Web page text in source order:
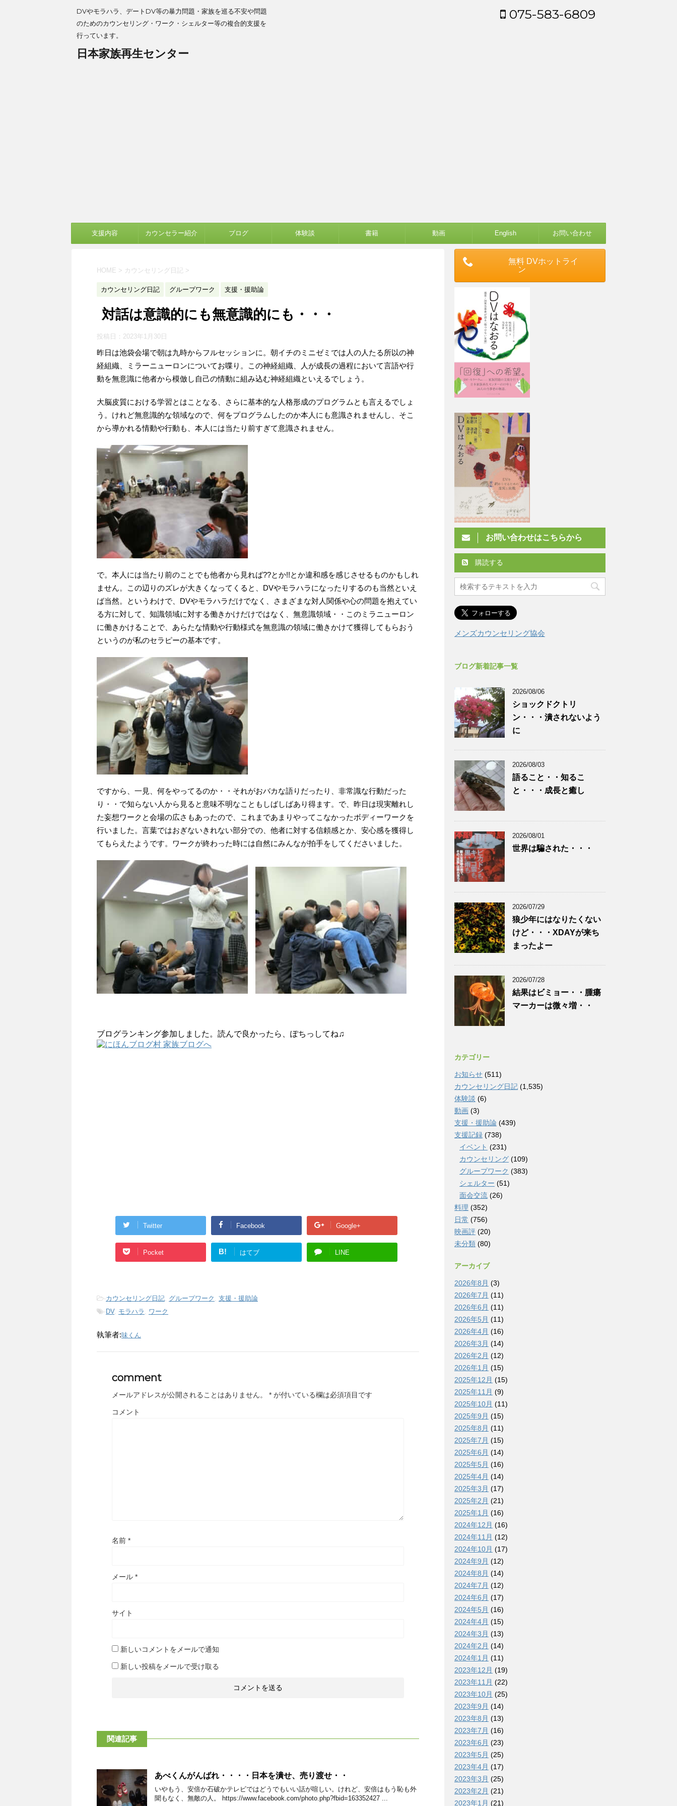
DVやモラハラ、デートDV等の暴力問題・家族を巡る不安や問題
のためのカウンセリング・ワーク・シェルター等の複合的支援を
行っています。
日本家族再生センター
075-583-6809
支援内容 カウンセラー紹介 ブログ 体験談 書籍 動画 English お問い合わせ
HOME > カウンセリング日記 >
カウンセリング日記 グループワーク 支援・援助論
対話は意識的にも無意識的にも・・・
投稿日： 2023年1月30日
昨日は池袋会場で朝は九時からフルセッションに。朝イチのミニゼミでは人の人たる所以の神
経組織、ミラーニューロンについてお喋り。この神経組織、人が成長の過程において言語や行
動を無意識に他者から模倣し自己の情動に組み込む神経組織といえるでしょう。
大脳皮質における学習とはことなる、さらに基本的な人格形成のプログラムとも言えるでしょ
う。けれど無意識的な領域なので、何をプログラムしたのか本人にも意識されませんし、そこ
から導かれる情動や行動も、本人には当たり前すぎて意識されません。
で。本人には当たり前のことでも他者から見れば??とか!!とか違和感を感じさせるものかもしれ
ません。この辺りのズレが大きくなってくると、DVやモラハラになったりするのも当然といえ
ば当然。というわけで、DVやモラハラだけでなく、さまざまな対人関係や心の問題を抱えてい
る方に対して、知識領域に対する働きかけだけではなく、無意識領域・・このミラニューロン
に働きかけることで、あらたな情動や行動様式を無意識の領域に働きかけて獲得してもらおう
というのが私のセラピーの基本です。
ですから、一見、何をやってるのか・・それがおバカな語りだったり、非常識な行動だった
り・・で知らない人から見ると意味不明なこともしばしばあり得ます。で、昨日は現実離れし
た妄想ワークと会場の広さもあったので、これまであまりやってこなかったボディーワークを
行いました。言葉ではおぎないきれない部分での、他者に対する信頼感とか、安心感を獲得し
てもらえたようです。ワークが終わった時には自然にみんなが拍手をしてくださいました。
ブログランキング参加しました。読んで良かったら、ぽちっしてね♫
Twitter Facebook Google+
Pocket B! はてブ LINE
-カウンセリング日記, グループワーク , 支援・援助論
-DV, モラハラ , ワーク
執筆者:味くん
comment
メールアドレスが公開されることはありません。 * が付いている欄は必須項目です
コメント
名前 *
メール *
サイト
新しいコメントをメールで通知
新しい投稿をメールで受け取る
関連記事
あべくんがんばれ・・・・日本を潰せ、売り渡せ・・
いやもう、安倍か石破かテレビではどうでもいい話が喧しい。けれど、安倍はもう恥も外
聞もなく、無敵の人。 https://www.facebook.com/photo.php?fbid=163352427 ...
無料 DVホットライ
ン
お問い合わせはこちらから
購読する
メンズカウンセリング協会
ブログ新着記事一覧
2026/08/06
ショックドクトリ
ン・・・潰されないよう
に
2026/08/03
語ること・・知るこ
と・・・成長と癒し
2026/08/01
世界は騙された・・・
2026/07/29
狼少年にはなりたくない
けど・・・XDAYが来ち
まったよー
2026/07/28
結果はビミョー・・腫瘍
マーカーは微々増・・
カテゴリー
お知らせ (511)
カウンセリング日記 (1,535)
体験談 (6)
動画 (3)
支援・援助論 (439)
支援記録 (738)
イベント (231)
カウンセリング (109)
グループワーク (383)
シェルター (51)
面会交流 (26)
料理 (352)
日常 (756)
映画評 (20)
未分類 (80)
アーカイブ
2026年8月 (3)
2026年7月 (11)
2026年6月 (11)
2026年5月 (11)
2026年4月 (16)
2026年3月 (14)
2026年2月 (12)
2026年1月 (15)
2025年12月 (15)
2025年11月 (9)
2025年10月 (11)
2025年9月 (15)
2025年8月 (11)
2025年7月 (15)
2025年6月 (14)
2025年5月 (16)
2025年4月 (14)
2025年3月 (17)
2025年2月 (21)
2025年1月 (16)
2024年12月 (16)
2024年11月 (12)
2024年10月 (17)
2024年9月 (12)
2024年8月 (14)
2024年7月 (12)
2024年6月 (17)
2024年5月 (16)
2024年4月 (15)
2024年3月 (13)
2024年2月 (14)
2024年1月 (11)
2023年12月 (19)
2023年11月 (22)
2023年10月 (25)
2023年9月 (14)
2023年8月 (13)
2023年7月 (16)
2023年6月 (23)
2023年5月 (25)
2023年4月 (17)
2023年3月 (25)
2023年2月 (21)
2023年1月 (21)